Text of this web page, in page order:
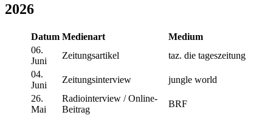
2026
Datum Medienart Medium
06.
Juni
Zeitungsartikel taz. die tageszeitung
04.
Juni
Zeitungsinterview jungle world
26.
Mai
Radiointerview / Online-
Beitrag
BRF